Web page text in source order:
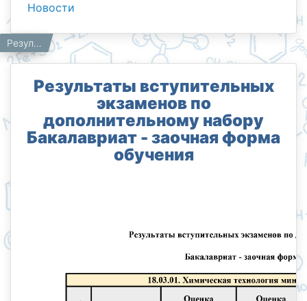
Новости
Главная
Работникам
Новости Результаты вступительных экзаменов по дополнительному набору Бакалавриат - заочная форма обучения
Результаты вступительных
экзаменов по
дополнительному набору
Бакалавриат - заочная форма
обучения